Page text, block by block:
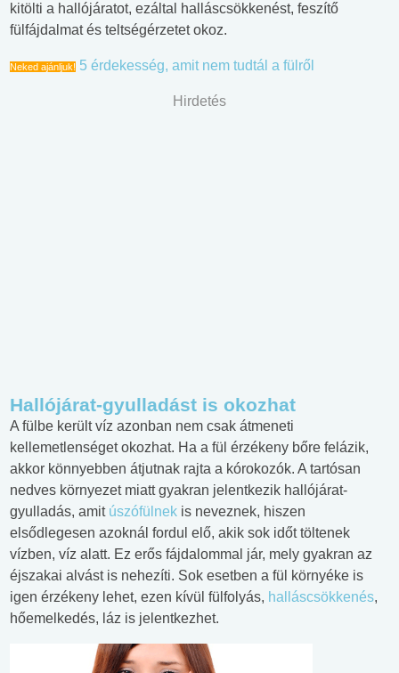
kitölti a hallójáratot, ezáltal halláscsökkenést, feszítő
fülfájdalmat és teltségérzetet okoz.
Neked ajánljuk! 5 érdekesség, amit nem tudtál a fülről
Hirdetés
Hallójárat-gyulladást is okozhat
A fülbe került víz azonban nem csak átmeneti
kellemetlenséget okozhat. Ha a fül érzékeny bőre felázik,
akkor könnyebben átjutnak rajta a kórokozók. A tartósan
nedves környezet miatt gyakran jelentkezik hallójárat-
gyulladás, amit úszófülnek is neveznek, hiszen
elsődlegesen azoknál fordul elő, akik sok időt töltenek
vízben, víz alatt. Ez erős fájdalommal jár, mely gyakran az
éjszakai alvást is nehezíti. Sok esetben a fül környéke is
igen érzékeny lehet, ezen kívül fülfolyás, halláscsökkenés,
hőemelkedés, láz is jelentkezhet.